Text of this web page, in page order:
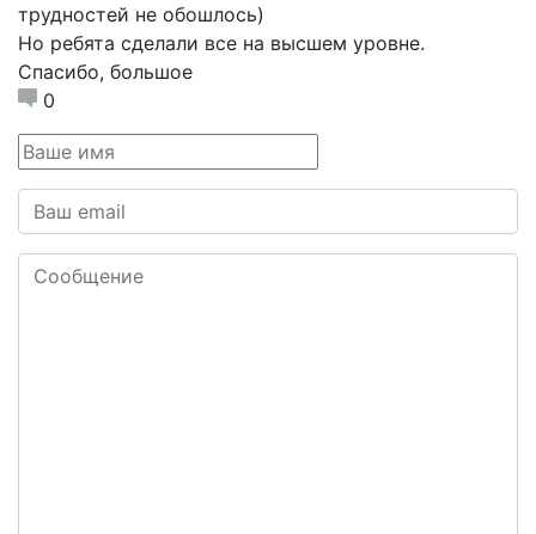
трудностей не обошлось)
Но ребята сделали все на высшем уровне.
Спасибо, большое
0